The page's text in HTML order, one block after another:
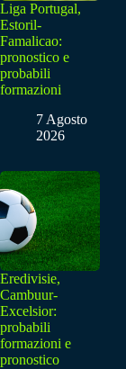
Liga Portugal,
Estoril-
Famalicao:
pronostico e
probabili
formazioni
7 Agosto
2026
Eredivisie,
Cambuur-
Excelsior:
probabili
formazioni e
pronostico